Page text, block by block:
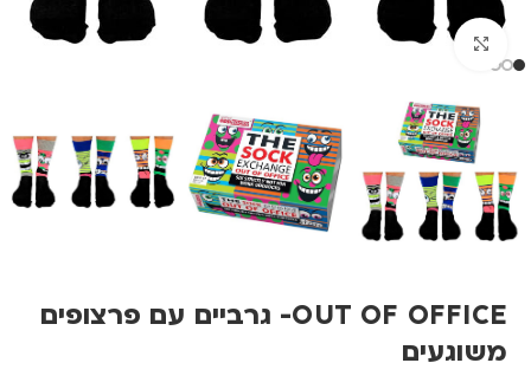
לחצו להגדלה
OUT OF OFFICE- גרביים עם פרצופים
משוגעים